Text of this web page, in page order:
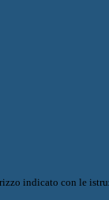
indicato con le